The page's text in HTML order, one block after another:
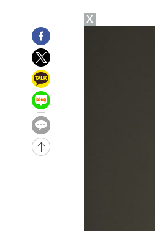
"美간섭에 합의 지연
-4005초 전 >
-2702초 전 >
-28925초 전 >
화"
-28673초 전 >
-27103초 전 >
-26509초 전 >
-25905초 전 >
-25864초 전 >
[속보]종합특검, 대검
X